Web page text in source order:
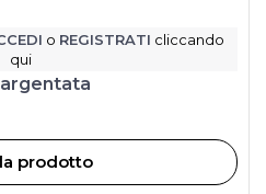
o REGISTRATI cliccando
qui
prodotto